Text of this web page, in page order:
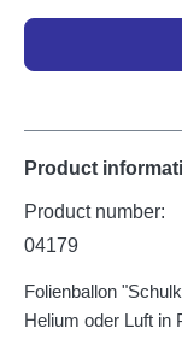
Product
Product number:
04179
Folienballon
Helium oder Luft in